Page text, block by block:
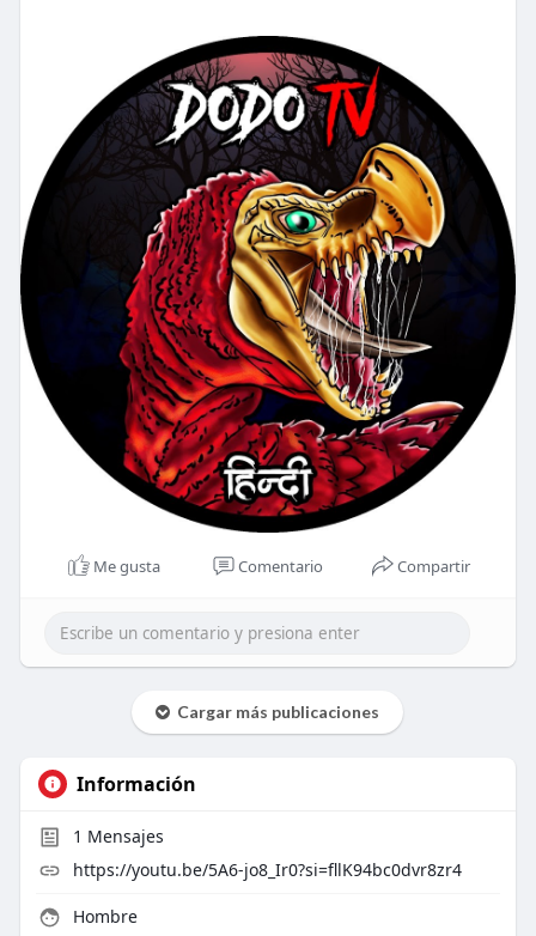
Me gusta Comentario Compartir
Cargar más publicaciones
Información
1 Mensajes
https://youtu.be/5A6-jo8_Ir0?si=fllK94bc0dvr8zr4
Hombre